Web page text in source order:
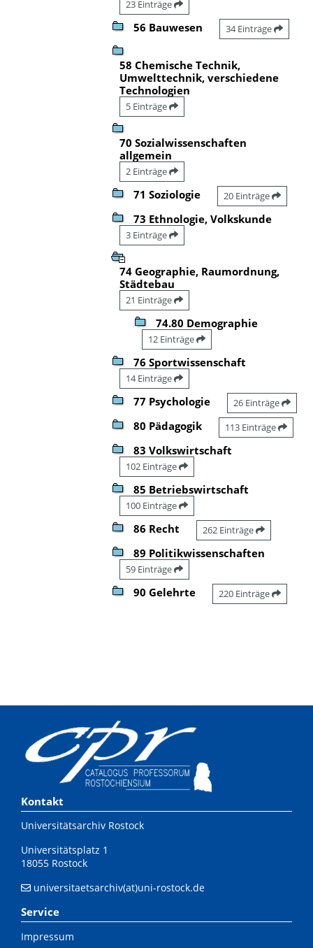
23 Einträge
56 Bauwesen 34 Einträge
58 Chemische Technik,
Umwelttechnik, verschiedene
Technologien
5 Einträge
70 Sozialwissenschaften
allgemein
2 Einträge
71 Soziologie 20 Einträge
73 Ethnologie, Volkskunde
3 Einträge
74 Geographie, Raumordnung,
Städtebau
21 Einträge
74.80 Demographie
12 Einträge
76 Sportwissenschaft
14 Einträge
77 Psychologie 26 Einträge
80 Pädagogik 113 Einträge
83 Volkswirtschaft
102 Einträge
85 Betriebswirtschaft
100 Einträge
86 Recht 262 Einträge
89 Politikwissenschaften
59 Einträge
90 Gelehrte 220 Einträge
Kontakt
Universitätsarchiv Rostock
Universitätsplatz 1
18055 Rostock
universitaetsarchiv(at)uni-rostock.de
Service
Impressum